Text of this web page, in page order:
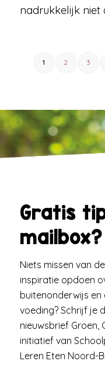
nadrukkelijk
1 2 3
Gratis
mailbox?
Niets missen van
inspiratie opdoen
buitenonderwijs
voeding? Schrijf je
nieuwsbrief Groen,
initiatief van
Leren Eten Noord-